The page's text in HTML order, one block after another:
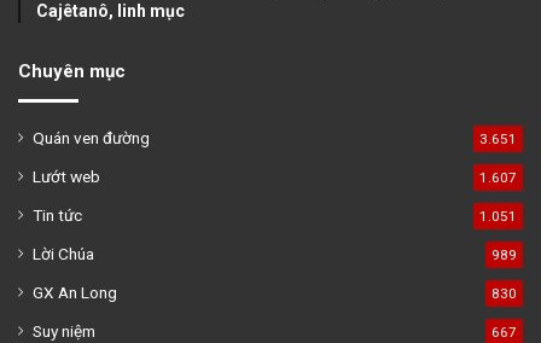
Cajêtanô, linh mục
Chuyên mục
Quán ven đường 3.651
Lướt web 1.607
Tin tức 1.051
Lời Chúa 989
GX An Long 830
Suy niệm 667